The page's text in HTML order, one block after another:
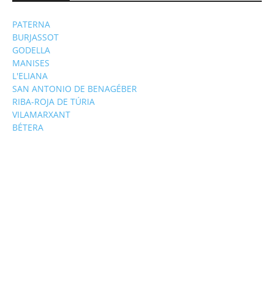
PATERNA
BURJASSOT
GODELLA
MANISES
L'ELIANA
SAN ANTONIO DE BENAGÉBER
RIBA-ROJA DE TÚRIA
VILAMARXANT
BÉTERA